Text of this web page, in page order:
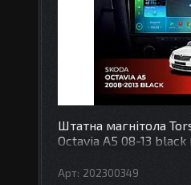
Штатна магнітола
Octavia A5 08-13 black
202300349